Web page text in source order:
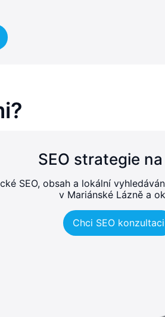
SEO strategie
SEO, obsah a lokální
v Mariánské Lázně a
Chci SEO konzultaci